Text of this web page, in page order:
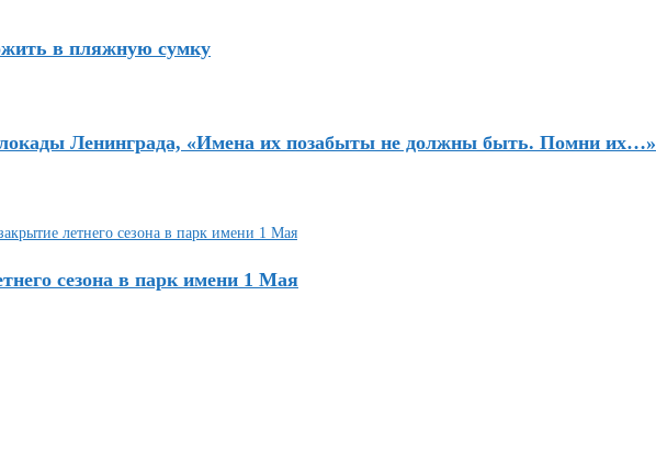
в пляжную сумку
Ленинграда, «Имена их позабыты не должны быть. Помни их…»
сезона в парк имени 1 Мая